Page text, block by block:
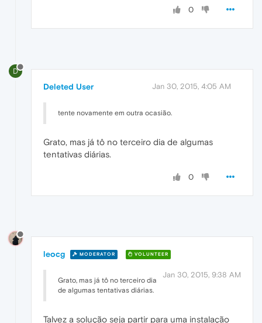
0
D
Deleted User Jan 30, 2015, 4:05 AM
tente novamente em outra ocasião.
Grato, mas já tô no terceiro dia de algumas
tentativas diárias.
0
leocg MODERATOR VOLUNTEER
Jan 30, 2015, 9:38 AM
Grato, mas já tô no terceiro dia
de algumas tentativas diárias.
Talvez a solução seja partir para uma instalação